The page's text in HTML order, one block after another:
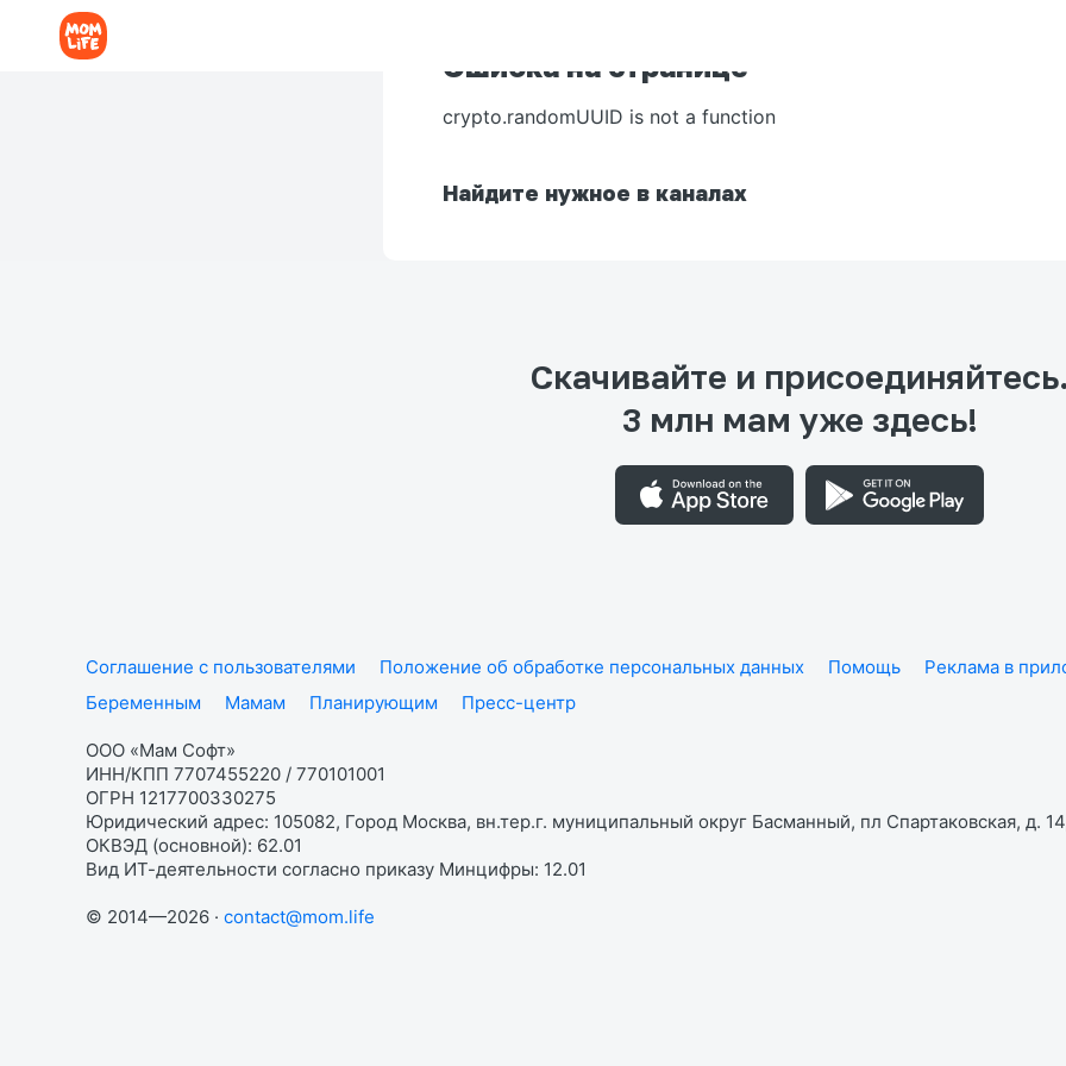
Ошибка на странице
crypto.randomUUID is not a function
Найдите нужное в каналах
Скачивайте и присоединяйтесь.
3 млн мам уже здесь!
Соглашение с пользователями Положение об обработке персональных данных Помощь Реклама в
Беременным
Мамам Планирующим Пресс-центр
ООО «Мам Софт»
ИНН/КПП 7707455220 / 770101001
ОГРН 1217700330275
Юридический адрес: 105082, Город Москва, вн.тер.г. муниципальный округ Басманный, пл Спартаковская, д.
ОКВЭД (основной): 62.01
Вид ИТ-деятельности согласно приказу Минцифры: 12.01
© 2014—2026 · contact@mom.life